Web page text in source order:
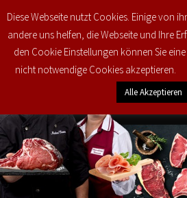
€0,00 0
Diese Webseite nutzt Cookies. Einige von
andere uns helfen, die Webseite und Ihre
den Cookie Einstellungen können Sie
nicht notwendige Cookies akzeptieren.
Alle Akzeptieren